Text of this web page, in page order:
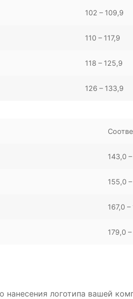
102 – 109,9
110 – 117,9
118 – 125,9
126 – 133,9
143,0
155,0
167,0 –
179,0 –
логотипа вашей